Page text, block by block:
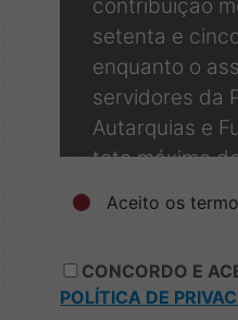
contribuição
setenta e
enquanto o
servidores da
Autarquias e
teto máximo
vencimentos
de cargos e
Estou ciente
com
Aceito os
CONCORDO E
POLÍTICA DE